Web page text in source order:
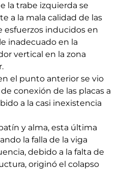
la trabe izquierda se
a la mala calidad de las
esfuerzos inducidos en
inadecuado en la
vertical en la zona
el punto anterior se vio
conexión de las placas a
a la casi inexistencia
y alma, esta última
la falla de la viga
debido a la falta de
originó el colapso